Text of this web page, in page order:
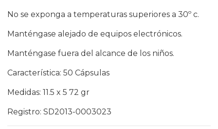
No se exponga a temperaturas superiores a 30º c.
Manténgase alejado de equipos electrónicos.
Manténgase fuera del alcance de los niños.
Característica: 50 Cápsulas
Medidas: 11.5 x 5 72 gr
Registro: SD2013-0003023